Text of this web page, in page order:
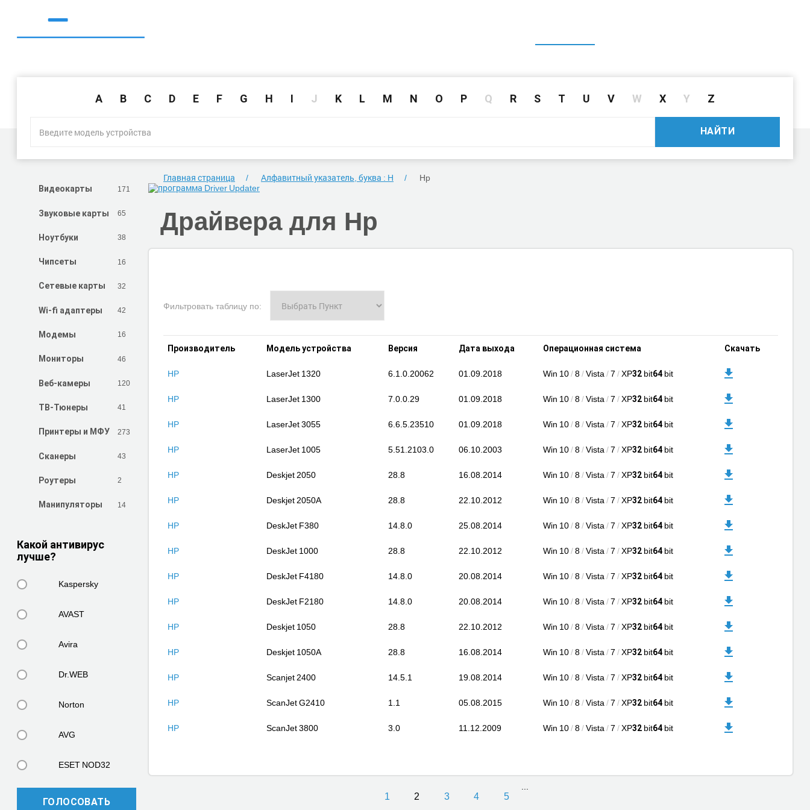
A B C D E F G H I J K L M N O P Q R S T U V W X Y Z
НАЙТИ
Видеокарты 171
Звуковые карты 65
Ноутбуки 38
Чипсеты 16
Сетевые карты 32
Wi-fi адаптеры 42
Модемы 16
Мониторы 46
Веб-камеры 120
ТВ-Тюнеры 41
Принтеры и МФУ 273
Сканеры 43
Роутеры 2
Манипуляторы 14
Какой антивирус
лучше?
Kaspersky
AVAST
Avira
Dr.WEB
Norton
AVG
ESET NOD32
ГОЛОСОВАТЬ
Главная страница Алфавитный указатель, буква : H Hp
Драйвера для Hp
Фильтровать таблицу по:
Производитель Модель устройства Версия Дата выхода Операционная система Скачать
HP LaserJet 1320 6.1.0.20062 01.09.2018 Win 10/8/Vista/7 /XP32 bit64 bit
HP LaserJet 1300 7.0.0.29 01.09.2018 Win 10/8/Vista/7 /XP32 bit64 bit
HP LaserJet 3055 6.6.5.23510 01.09.2018 Win 10/8/Vista/7 /XP32 bit64 bit
HP LaserJet 1005 5.51.2103.0 06.10.2003 Win 10/8/Vista/7 /XP32 bit64 bit
HP Deskjet 2050 28.8 16.08.2014 Win 10/8/Vista/7 /XP32 bit64 bit
HP Deskjet 2050A 28.8 22.10.2012 Win 10/8/Vista/7 /XP32 bit64 bit
HP DeskJet F380 14.8.0 25.08.2014 Win 10/8/Vista/7 /XP32 bit64 bit
HP DeskJet 1000 28.8 22.10.2012 Win 10/8/Vista/7 /XP32 bit64 bit
HP DeskJet F4180 14.8.0 20.08.2014 Win 10/8/Vista/7 /XP32 bit64 bit
HP DeskJet F2180 14.8.0 20.08.2014 Win 10/8/Vista/7 /XP32 bit64 bit
HP Deskjet 1050 28.8 22.10.2012 Win 10/8/Vista/7 /XP32 bit64 bit
HP Deskjet 1050A 28.8 16.08.2014 Win 10/8/Vista/7 /XP32 bit64 bit
HP Scanjet 2400 14.5.1 19.08.2014 Win 10/8/Vista/7 /XP32 bit64 bit
HP ScanJet G2410 1.1 05.08.2015 Win 10/8/Vista/7 /XP32 bit64 bit
HP ScanJet 3800 3.0 11.12.2009 Win 10/8/Vista/7 /XP32 bit64 bit
1 2 3 4 5
...